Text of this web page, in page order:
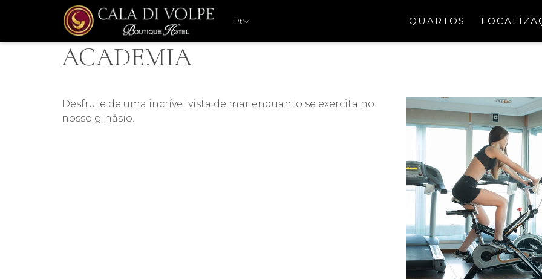
Pt QUARTOS
ACADEMIA
​​Desfrute de uma incrível vista de mar enquanto se exercita no
nosso ginásio.